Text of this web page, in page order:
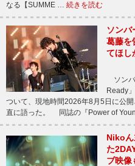
なる【SUMME … 続きを読む
ソンバ
葛藤を
てほし
ソンバ
Ready
ついて、現地時間2026年8月5日に公
直に語った。 同誌の『Power of
Nikoん
た
ブ映像